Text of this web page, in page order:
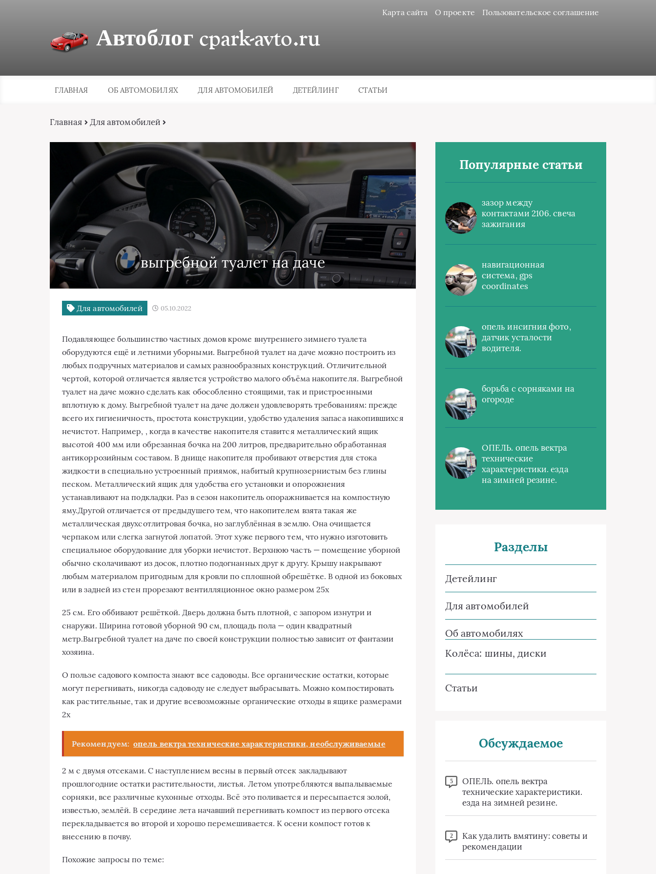
Карта сайта О проекте Пользовательское соглашение
Автоблог cpark-avto.ru
ГЛАВНАЯ ОБ АВТОМОБИЛЯХ ДЛЯ АВТОМОБИЛЕЙ ДЕТЕЙЛИНГ СТАТЬИ
Главная Для автомобилей
выгребной туалет на даче
Для автомобилей 05.10.2022
Подавляющее большинство частных домов кроме внутреннего зимнего туалета
оборудуются ещё и летними уборными. Выгребной туалет на даче можно построить из
любых подручных материалов и самых разнообразных конструкций. Отличительной
чертой, которой отличается является устройство малого объёма накопителя. Выгребной
туалет на даче можно сделать как обособленно стоящими, так и пристроенными
вплотную к дому. Выгребной туалет на даче должен удовлеворять требованиям: прежде
всего их гигиеничность, простота конструкции, удобство удаления запаса накопившихся
нечистот. Например, , когда в качестве накопителя ставится металлический ящик
высотой 400 мм или обрезанная бочка на 200 литров, предварительно обработанная
антикоррозийным составом. В днище накопителя пробивают отверстия для стока
жидкости в специально устроенный приямок, набитый крупнозернистым без глины
песком. Металлический ящик для удобства его установки и опорожнения
устанавливают на подкладки. Раз в сезон накопитель опоражнивается на компостную
яму.Другой отличается от предыдушего тем, что накопителем взята такая же
металлическая двухсотлитровая бочка, но заглублённая в землю. Она очищается
черпаком или слегка загнутой лопатой. Этот хуже первого тем, что нужно изготовить
специальное оборудование для уборки нечистот. Верхнюю часть — помещение уборной
обычно сколачивают из досок, плотно подогнанных друг к другу. Крышу накрывают
любым материалом пригодным для кровли по сплошной обрешётке. В одной из боковых
или в задней из стен прорезают вентилляционное окно размером 25х
25 см. Его оббивают решёткой. Дверь должна быть плотной, с запором изнутри и
снаружи. Ширина готовой уборной 90 см, площадь пола — один квадратный
метр.Выгребной туалет на даче по своей конструкции полностью зависит от фантазии
хозяина.
О пользе садового компоста знают все садоводы. Все органические остатки, которые
могут перегнивать, никогда садоводу не следует выбрасывать. Можно компостировать
как растительные, так и другие всевозможные органические отходы в ящике размерами
2х
Рекомендуем: опель вектра технические характеристики, необслуживаемые
2 м с двумя отсеками. С наступлением весны в первый отсек закладывают
прошлогодние остатки растительности, листья. Летом употребляются выпалываемые
сорняки, все различные кухонные отходы. Всё это поливается и пересыпается золой,
известью, землёй. В середине лета начавший перегнивать компост из первого отсека
перекладывается во второй и хорошо перемешивается. К осени компост готов к
внесению в почву.
Похожие запросы по теме:
Популярные статьи
зазор между
контактами 2106. свеча
зажигания
навигационная
система, gps
coordinates
опель инсигния фото,
датчик усталости
водителя.
борьба с сорняками на
огороде
ОПЕЛЬ. опель вектра
технические
характеристики. езда
на зимней резине.
Разделы
Детейлинг
Для автомобилей
Об автомобилях
Колёса: шины, диски
Статьи
Обсуждаемое
5
ОПЕЛЬ. опель вектра
технические характеристики.
езда на зимней резине.
2
Как удалить вмятину: советы и
рекомендации